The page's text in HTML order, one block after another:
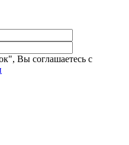
Вы соглашаетесь с